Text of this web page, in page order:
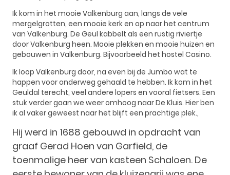
Ik kom in het mooie Valkenburg aan, langs de vele
mergelgrotten, een mooie kerk en op naar het centrum
van Valkenburg. De Geul kabbelt als een rustig riviertje
door Valkenburg heen. Mooie plekken en mooie huizen en
gebouwen in Valkenburg. Bijvoorbeeld het hostel Casino.
Ik loop Valkenburg door, na even bij de Jumbo wat te
happen voor onderweg gehaald te hebben. Ik kom in het
Geuldal terecht, veel andere lopers en vooral fietsers. Een
stuk verder gaan we weer omhoog naar De Kluis. Hier ben
ik al vaker geweest naar het blijft een prachtige plek.,
Hij werd in 1688 gebouwd in opdracht van
graaf Gerad Hoen van Garfield, de
toenmalige heer van kasteen Schaloen. De